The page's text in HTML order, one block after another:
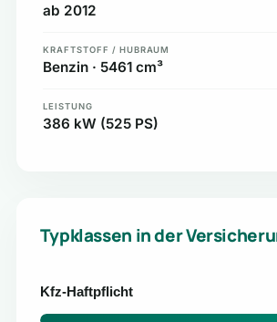
ab 2012
KRAFTSTOFF / HUBRAUM
Benzin · 5461 cm³
LEISTUNG
386 kW (525 PS)
Typklassen in der
Kfz-Haftpflicht